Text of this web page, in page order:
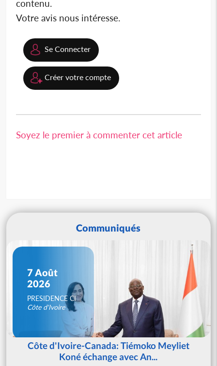
contenu.
Votre avis nous intéresse.
Se Connecter
Créer votre compte
Soyez le premier à commenter cet article
Communiqués
7 Août
2026
PRESIDENCE CI
Côte d'Ivoire
Côte d'Ivoire-Canada: Tiémoko Meyliet
Koné échange avec An...